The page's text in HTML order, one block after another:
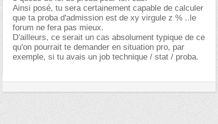
Ainsi posé, tu sera certainement capable de calculer
que ta proba d'admission est de xy virgule z % ..le
forum ne fera pas mieux.
D'ailleurs, ce serait un cas absolument typique de ce
qu'on pourrait te demander en situation pro, par
exemple, si tu avais un job technique / stat / proba.